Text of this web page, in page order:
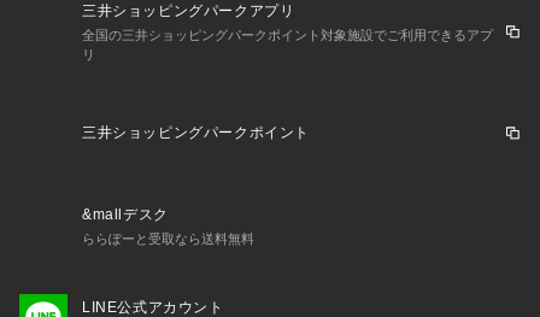
三井ショッピングパークアプリ
全国の三井ショッピングパークポイント対象施設でご利用できるアプ
リ
三井ショッピングパークポイント
&mallデスク
ららぽーと受取なら送料無料
LINE公式アカウント